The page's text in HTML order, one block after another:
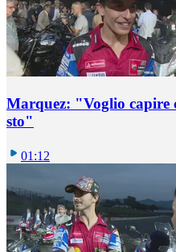
Marquez: "Voglio capire
sto"
01:12